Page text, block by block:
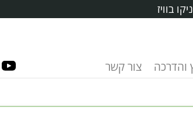
בוויז
והדרכה צור קשר